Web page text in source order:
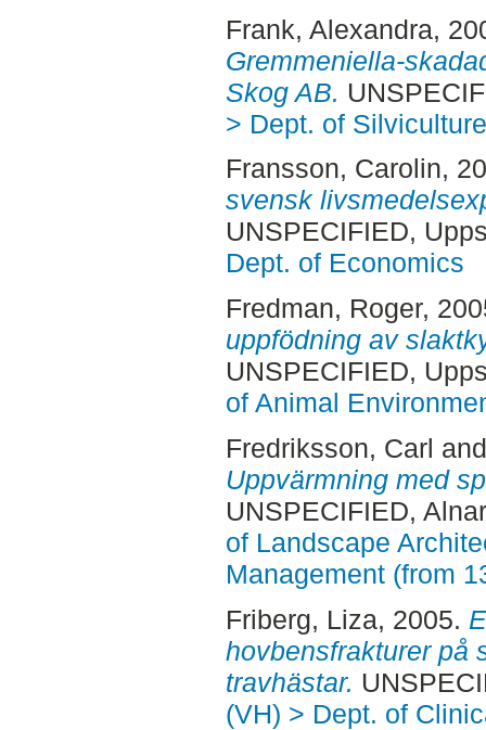
Frank, Alexandra,
Gremmeniella-
Skog AB.
> Dept. of Silviculture
Fransson, Carolin,
svensk
UNSPECIFIED,
Dept. of Economics
Fredman, Roger,
uppfödning av
UNSPECIFIED,
of Animal
Fredriksson, Carl
Uppvärmning med
UNSPECIFIED,
of Landscape
Management (from
Friberg, Liza, 2005.
hovbensfrakturer på
travhästar.
(VH) > Dept. of